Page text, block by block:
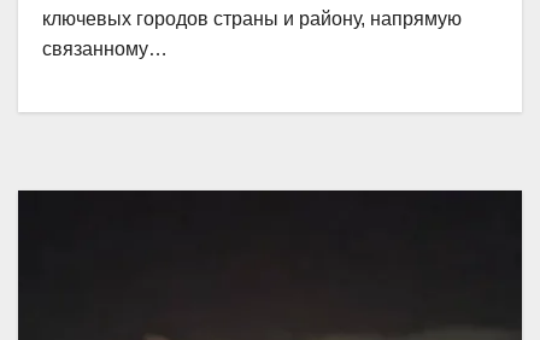
ключевых городов страны и району, напрямую
связанному…